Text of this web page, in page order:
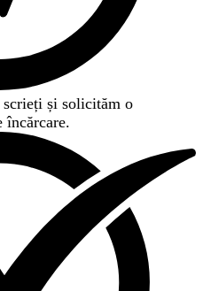
scrieți și solicităm o
încărcare.